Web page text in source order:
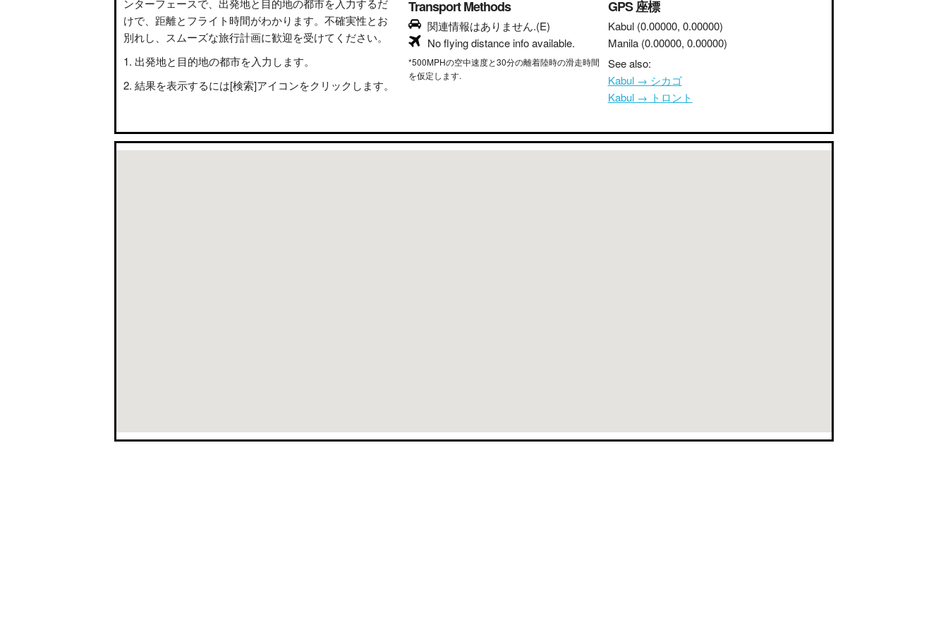
ンターフェースで、出発地と目的地の都市を入力するだ
けで、距離とフライト時間がわかります。不確実性とお
別れし、スムーズな旅行計画に歓迎を受けてください。
出発地と目的地の都市を入力します。
結果を表示するには[検索]アイコンをクリックします。
Transport Methods
関連情報はありません.(E)
No flying distance info available.
*500MPHの空中速度と30分の離着陸時の滑走時間
を仮定します.
GPS 座標
Kabul (0.00000, 0.00000)
Manila (0.00000, 0.00000)
See also:
Kabul → シカゴ
Kabul → トロント